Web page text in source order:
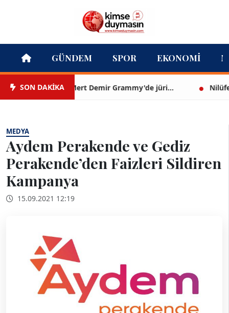
GÜNDEM SPOR EKONOMI
SON DAKİKAMert Demir Grammy'de jüri... Nilüfer
MEDYA
Aydem Perakende ve Gediz
Perakende’den Faizleri Sildiren
Kampanya
15.09.2021 12:19